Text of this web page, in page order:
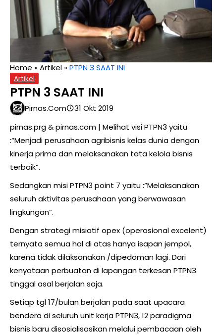
Home »Artikel »PTPN 3 SAAT INI
Artikel
PTPN 3 SAAT INI
Pirnas.com
31 Okt 2019
pirnas.prg & pirnas.com | Melihat visi PTPN3 yaitu
:“Menjadi perusahaan agribisnis kelas dunia dengan
kinerja prima dan melaksanakan tata kelola bisnis
terbaik”.
Sedangkan misi PTPN3 point 7 yaitu :“Melaksanakan
seluruh aktivitas perusahaan yang berwawasan
lingkungan”.
Dengan strategi misiatif opex (operasional excelent)
ternyata semua hal di atas hanya isapan jempol,
karena tidak dilaksanakan /dipedoman lagi. Dari
kenyataan perbuatan di lapangan terkesan PTPN3
tinggal asal berjalan saja.
Setiap tgl 17/bulan berjalan pada saat upacara
bendera di seluruh unit kerja PTPN3, 12 paradigma
bisnis baru disosialisasikan melalui pembacaan oleh